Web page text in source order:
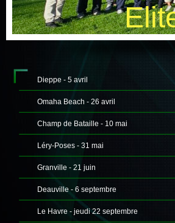
Dieppe - 5 avril
Omaha Beach - 26 avril
Champ de Bataille - 10 mai
Léry-Poses - 31 mai
Granville - 21 juin
Deauville - 6 septembre
Le Havre - jeudi 22 septembre